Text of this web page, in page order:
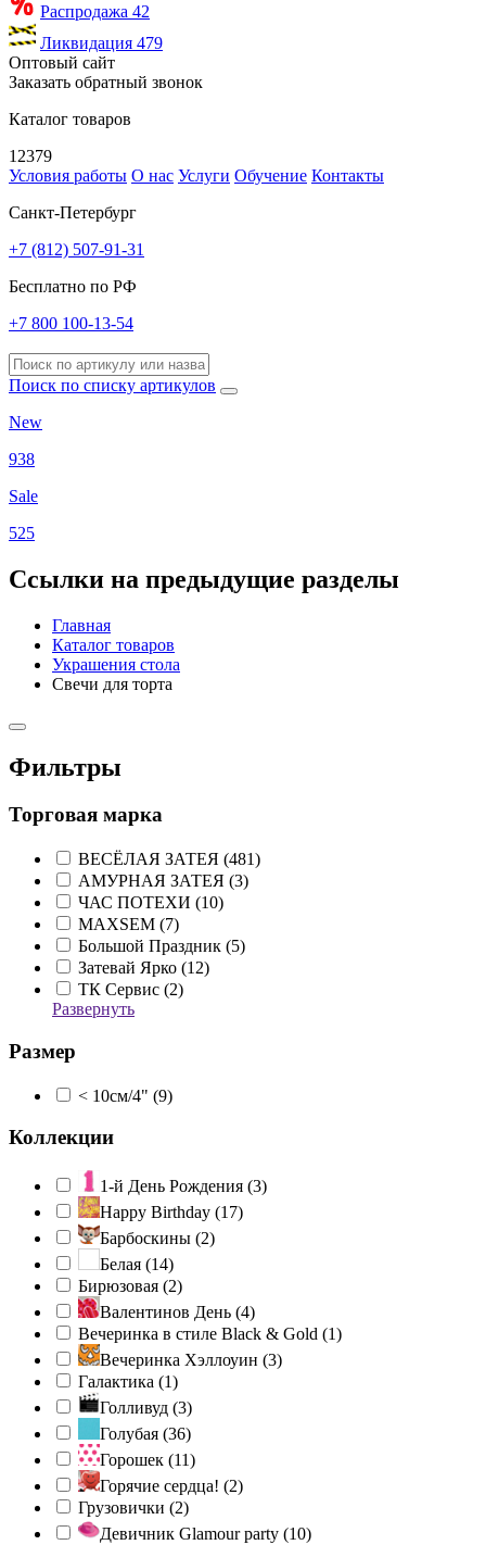
Распродажа 42
Ликвидация 479
Оптовый сайт
Заказать обратный звонок
Каталог товаров
12379
Условия работы О нас Услуги Обучение Контакты
Санкт-Петербург
+7 (812) 507-91-31
Бесплатно по РФ
+7 800 100-13-54
Поиск по списку артикулов
New
938
Sale
525
Ссылки на предыдущие разделы
Главная
Каталог товаров
Украшения стола
Свечи для торта
Фильтры
Торговая марка
ВЕСЁЛАЯ ЗАТЕЯ (481)
АМУРНАЯ ЗАТЕЯ (3)
ЧАС ПОТЕХИ (10)
MAXSEM (7)
Большой Праздник (5)
Затевай Ярко (12)
ТК Сервис (2)
Развернуть
Размер
< 10см/4" (9)
Коллекции
1-й День Рождения (3)
Happy Birthday (17)
Барбоскины (2)
Белая (14)
Бирюзовая (2)
Валентинов День (4)
Вечеринка в стиле Black & Gold (1)
Вечеринка Хэллоуин (3)
Галактика (1)
Голливуд (3)
Голубая (36)
Горошек (11)
Горячие сердца! (2)
Грузовички (2)
Девичник Glamour party (10)